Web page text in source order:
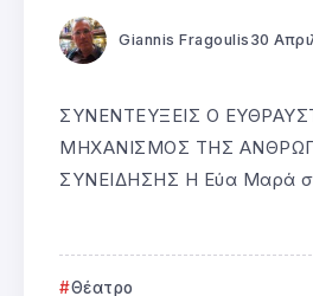
Giannis Fragoulis 30
ΣΥΝΕΝΤΕΥΞΕΙΣ Ο
ΜΗΧΑΝΙΣΜΟΣ ΤΗΣ
ΣΥΝΕΙΔΗΣΗΣ Η Εύα Μαρά
Θέατρο